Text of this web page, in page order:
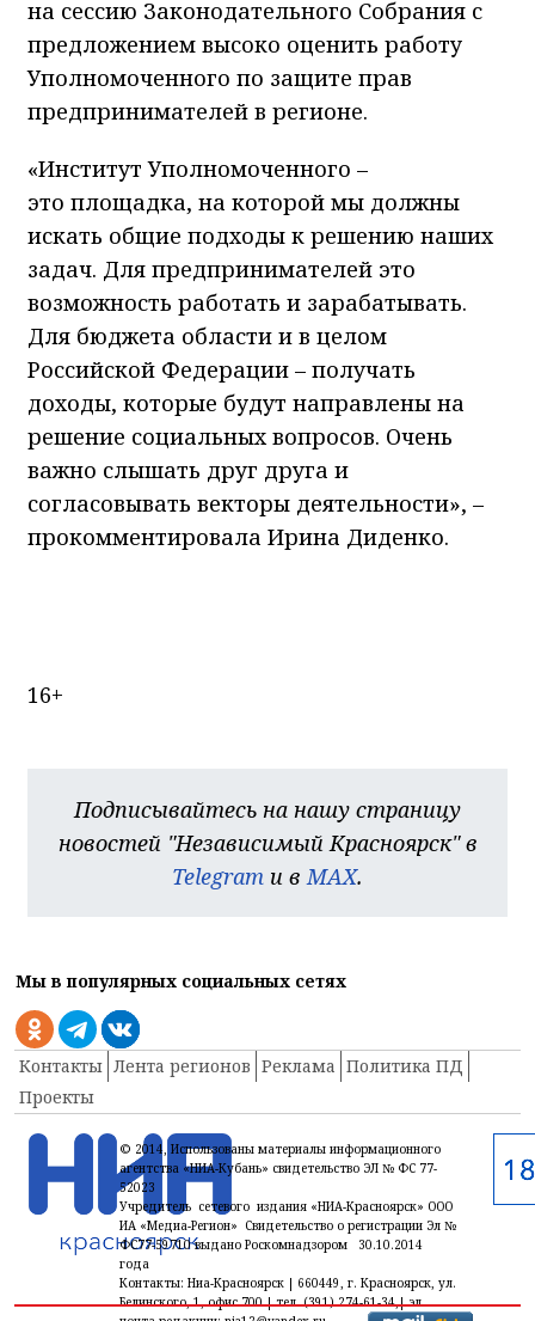
на сессию Законодательного Собрания с
предложением высоко оценить работу
Уполномоченного по защите прав
предпринимателей в регионе.
«Институт Уполномоченного –
это площадка, на которой мы должны
искать общие подходы к решению наших
задач. Для предпринимателей это
возможность работать и зарабатывать.
Для бюджета области и в целом
Российской Федерации – получать
доходы, которые будут направлены на
решение социальных вопросов. Очень
важно слышать друг друга и
согласовывать векторы деятельности», –
прокомментировала Ирина Диденко.
16+
Подписывайтесь на нашу страницу
новостей "Независимый Красноярск" в
Telegram и в MAX.
Мы в популярных социальных сетях
Контакты Лента регионов Реклама Политика ПД
Проекты
© 2014, Использованы материалы информационного
агентства «НИА-Кубань» свидетельство ЭЛ № ФС 77-
52023
Учредитель сетевого издания «НИА-Красноярск» ООО
ИА «Медиа-Регион» Свидетельство о регистрации Эл №
ФС77-59710 выдано Роскомнадзором 30.10.2014
года
Контакты: Ниа-Красноярск | 660449, г. Красноярск, ул.
Белинского, 1, офис 700 | тел. (391) 274-61-34,| эл.